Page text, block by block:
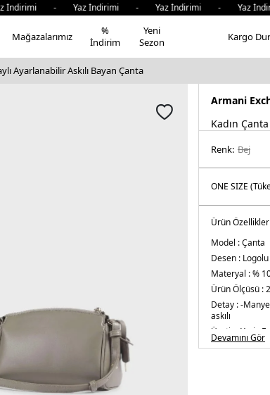
- Yaz İndirimi - Yaz İndirimi - Yaz
Mağazalarımız
%
İndirim
Yeni
Sezon
Kargo
Ayarlanabilir Askılı Bayan Çanta
Armani
Kadın Çanta
Renk: bej
Ürün Özellikleri
Model :Çanta
Desen : Logolu
Materyal :%
Ürün Ölçüsü :
Detay :-
askılı
Üretim Yeri :
Devamını Gör